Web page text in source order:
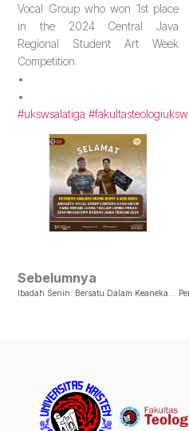
Vocal Group who won 1st place
in the 2024 Central Java
Regional Student Art Week
Competition.
•
•
#ukswsalatiga #fakultasteologiuksw
Sebelumnya